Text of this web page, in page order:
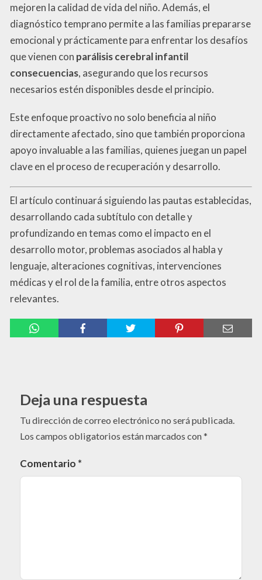
mejoren la calidad de vida del niño. Además, el
diagnóstico temprano permite a las familias prepararse
emocional y prácticamente para enfrentar los desafíos
que vienen con parálisis cerebral infantil
consecuencias, asegurando que los recursos
necesarios estén disponibles desde el principio.
Este enfoque proactivo no solo beneficia al niño
directamente afectado, sino que también proporciona
apoyo invaluable a las familias, quienes juegan un papel
clave en el proceso de recuperación y desarrollo.
El artículo continuará siguiendo las pautas establecidas,
desarrollando cada subtítulo con detalle y
profundizando en temas como el impacto en el
desarrollo motor, problemas asociados al habla y
lenguaje, alteraciones cognitivas, intervenciones
médicas y el rol de la familia, entre otros aspectos
relevantes.
Deja una respuesta
Tu dirección de correo electrónico no será publicada.
Los campos obligatorios están marcados con*
Comentario *